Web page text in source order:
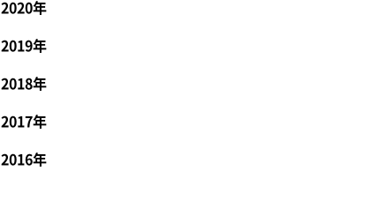
2020年
2019年
2018年
2017年
2016年